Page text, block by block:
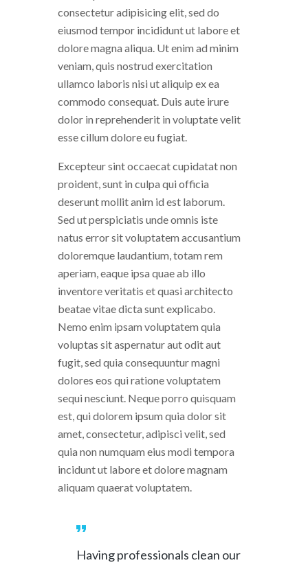
consectetur adipisicing elit, sed do
eiusmod tempor incididunt ut labore et
dolore magna aliqua. Ut enim ad minim
veniam, quis nostrud exercitation
ullamco laboris nisi ut aliquip ex ea
commodo consequat. Duis aute irure
dolor in reprehenderit in voluptate velit
esse cillum dolore eu fugiat.
Excepteur sint occaecat cupidatat non
proident, sunt in culpa qui officia
deserunt mollit anim id est laborum.
Sed ut perspiciatis unde omnis iste
natus error sit voluptatem accusantium
doloremque laudantium, totam rem
aperiam, eaque ipsa quae ab illo
inventore veritatis et quasi architecto
beatae vitae dicta sunt explicabo.
Nemo enim ipsam voluptatem quia
voluptas sit aspernatur aut odit aut
fugit, sed quia consequuntur magni
dolores eos qui ratione voluptatem
sequi nesciunt. Neque porro quisquam
est, qui dolorem ipsum quia dolor sit
amet, consectetur, adipisci velit, sed
quia non numquam eius modi tempora
incidunt ut labore et dolore magnam
aliquam quaerat voluptatem.
Having professionals clean our